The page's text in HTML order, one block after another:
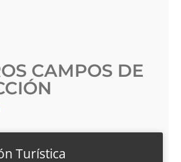
CAMPOS DE
Turística